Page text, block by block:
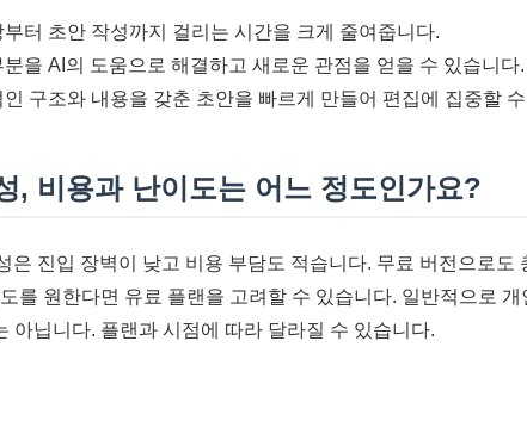
터 초안 작성까지 걸리는 시간을 크게 줄여줍니다.
분을 AI의 도움으로 해결하고 새로운 관점을 얻을 수 있습니다.
인 구조와 내용을 갖춘 초안을 빠르게 만들어 편집에 집중할
, 비용과 난이도는 어느 정도인가요?
은 진입 장벽이 낮고 비용 부담도 적습니다. 무료 버전으로도
를 원한다면 유료 플랜을 고려할 수 있습니다. 일반적으로
아닙니다. 플랜과 시점에 따라 달라질 수 있습니다.